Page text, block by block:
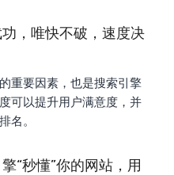
，唯快不破，速度决
重要因素，也是搜索引擎
可以提升用户满意度，并
名。
“秒懂”你的网站，用